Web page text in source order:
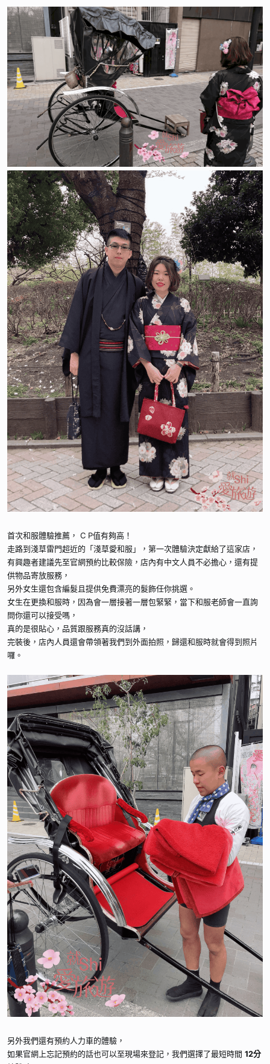
首次和服體驗推薦， C P值有夠高！
走路到淺草雷門超近的「淺草愛和服」，第一次體驗決定獻給了這家店，
有興趣者建議先至官網預約比較保險，店內有中文人員不必擔心，還有提
供物品寄放服務，
另外女生還包含編髮且提供免費漂亮的髮飾任你挑選。
女生在更換和服時，因為會一層接著一層包緊緊，當下和服老師會一直詢
問你還可以接受嗎，
真的是很貼心，品質跟服務真的沒話講，
完裝後，店內人員還會帶領著我們到外面拍照，歸還和服時就會得到照片
囉。
另外我們還有預約人力車的體驗，
如果官網上忘記預約的話也可以至現場來登記，我們選擇了最短時間 12分